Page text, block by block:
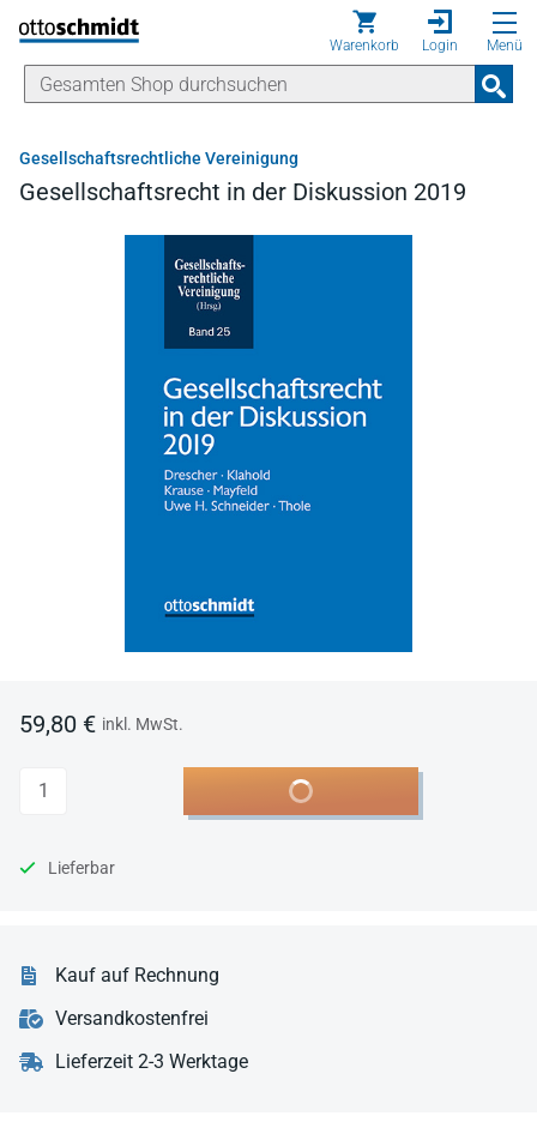
Direkt zum Inhalt
Warenkorb Login Menü
Gesellschaftsrechtliche Vereinigung
Gesellschaftsrecht in der Diskussion 2019
59,80 € inkl. MwSt.
Anzahl In den Warenkorb
Lieferbar
Kauf auf Rechnung
Versandkostenfrei
Lieferzeit 2-3 Werktage